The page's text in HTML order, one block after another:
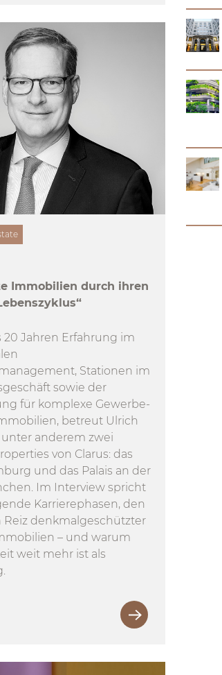
Immobilien durch ihren
20 Jahren Erfahrung im
Stationen im
sowie der
für komplexe Gewerbe-
betreut Ulrich
anderem zwei
von Clarus: das
und das Palais an der
Im Interview spricht
Karrierephasen, den
Reiz denkmalgeschützter
– und warum
weit mehr ist als